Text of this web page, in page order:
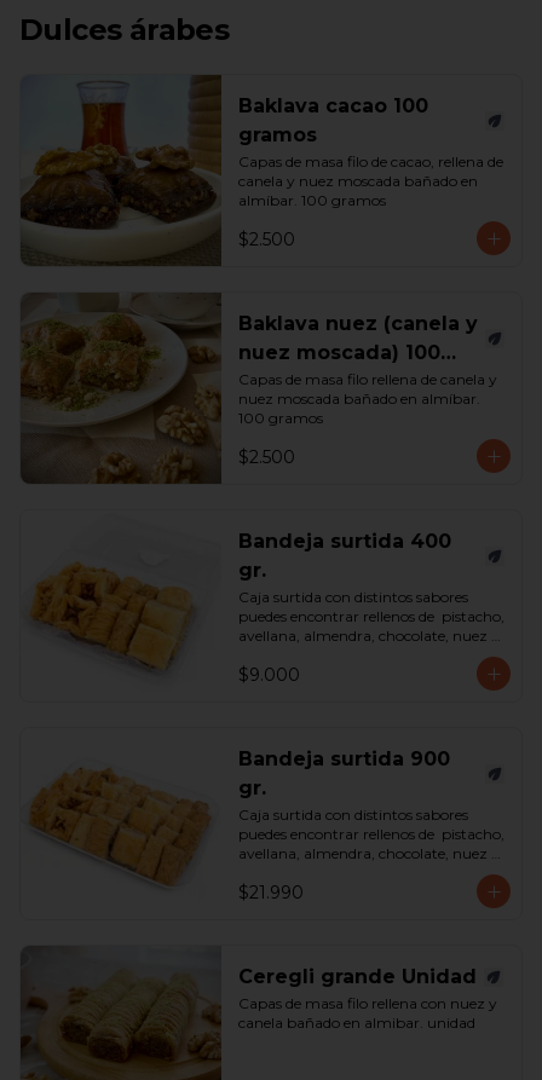
Dulces árabes
Baklava cacao 100
gramos
Capas de masa filo de cacao, rellena de
canela y nuez moscada bañado en
almíbar. 100 gramos
$2.500
Baklava nuez (canela y
nuez moscada) 100
gramos
Capas de masa filo rellena de canela y
nuez moscada bañado en almíbar.
100 gramos
$2.500
Bandeja surtida 400
gr.
Caja surtida con distintos sabores
puedes encontrar rellenos de  pistacho,
avellana, almendra, chocolate, nuez y
*Surtido enviado sujeto a
$9.000
Bandeja surtida 900
gr.
Caja surtida con distintos sabores
puedes encontrar rellenos de  pistacho,
avellana, almendra, chocolate, nuez y
*Surtido enviado sujeto a
$21.990
Ceregli grande Unidad
Capas de masa filo rellena con nuez y
canela bañado en almibar. unidad